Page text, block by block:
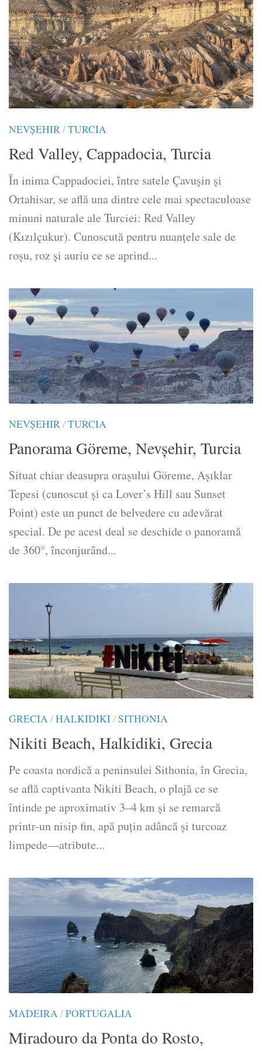
NEVŞEHIR/TURCIA
Red Valley, Cappadocia, Turcia
În inima Cappadociei, între satele Çavuşin și
Ortahisar, se află una dintre cele mai spectaculoase
minuni naturale ale Turciei: Red Valley
(Kızılçukur). Cunoscută pentru nuanțele sale de
roșu, roz și auriu ce se aprind...
NEVŞEHIR/TURCIA
Panorama Göreme, Nevşehir, Turcia
Situat chiar deasupra orașului Göreme, Aşıklar
Tepesi (cunoscut și ca Lover’s Hill sau Sunset
Point) este un punct de belvedere cu adevărat
special. De pe acest deal se deschide o panoramă
de 360°, înconjurând...
GRECIA/HALKIDIKI/SITHONIA
Nikiti Beach, Halkidiki, Grecia
Pe coasta nordică a peninsulei Sithonia, în Grecia,
se află captivanta Nikiti Beach, o plajă ce se
întinde pe aproximativ 3–4 km și se remarcă
printr-un nisip fin, apă puțin adâncă și turcoaz
limpede—atribute...
MADEIRA/PORTUGALIA
Miradouro da Ponta do Rosto,